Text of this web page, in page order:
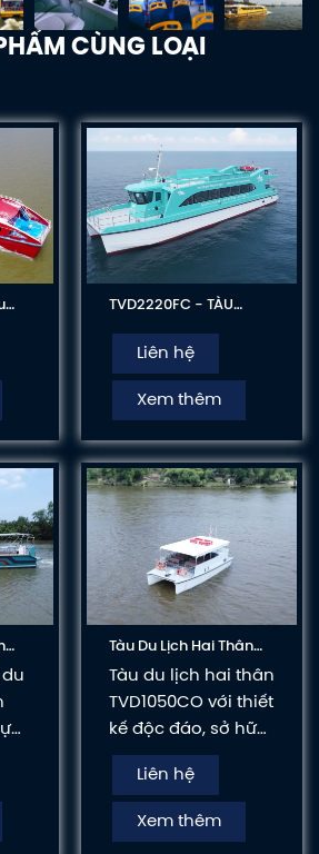
CÙNG LOẠI
TVD2220FC - TÀU
PHỤC VỤ KHAI THÁC DU
LỊCH BIỂN ĐẢO
Liên hệ
Xem thêm
Tàu Du Lịch Hai Thân
TVD1050CO
Tàu du lịch hai thân
TVD1050CO với thiết
kế độc đáo, sở hữu
2 thân giúp đảm
bảo sự ổn định và
Liên hệ
Xem thêm